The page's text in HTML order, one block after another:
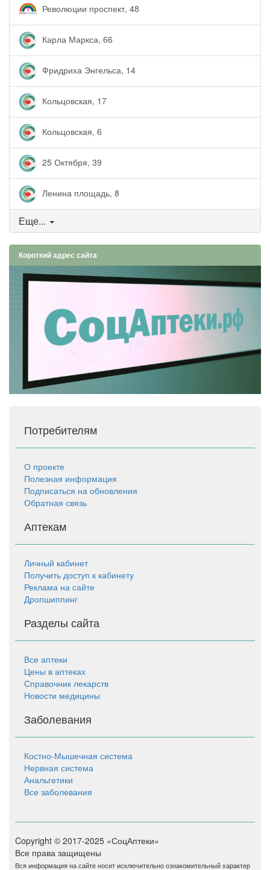
Революции проспект, 48
Карла Маркса, 66
Фридриха Энгельса, 14
Кольцовская, 17
Кольцовская, 6
25 Октября, 39
Ленина площадь, 8
Еще...
Короткий адрес сайта
Потребителям
О проекте
Полезная информация
Подписаться на обновления
Обратная связь
Аптекам
Личный кабинет
Получить доступ к кабинету
Реклама на сайте
Дропшиппинг
Разделы сайта
Все аптеки
Цены в аптеках
Справочник лекарств
Новости медицины
Заболевания
Костно-Мышечная система
Нервная система
Анальгетики
Все заболевания
Copyright © 2017-2025 «СоцАптеки»
Все права защищены
Вся информация на сайте носит исключительно ознакомительный характер